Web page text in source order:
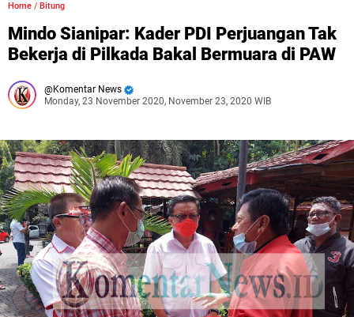
Home / Bitung
Mindo Sianipar: Kader PDI Perjuangan Tak
Bekerja di Pilkada Bakal Bermuara di PAW
Komentar News
Monday, 23 November 2020, November 23, 2020 WIB